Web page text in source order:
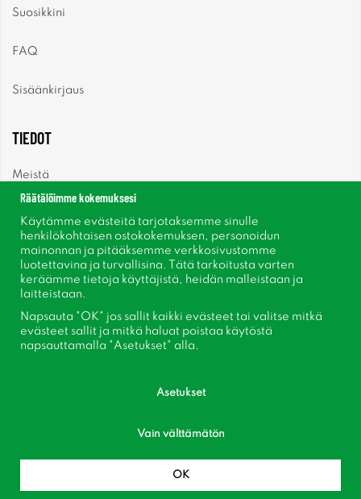
Suosikkini
FAQ
Sisäänkirjaus
TIEDOT
Meistä
Uutiset
Uutiskirje
Tietoja evästeistä
Inspiraatiota
Seuraa meitä Facebook
Liity asiakaskerhoomme!
Räätälöimme kokemuksesi
Käytämme evästeitä tarjotaksemme sinulle
henkilökohtaisen ostokokemuksen, personoidun
mainonnan ja pitääksemme verkkosivustomme
luotettavina ja turvallisina. Tätä tarkoitusta varten
keräämme tietoja käyttäjistä, heidän malleistaan ​​ja
laitteistaan.
Napsauta "OK" jos sallit kaikki evästeet tai valitse mitkä
evästeet sallit ja mitkä haluat poistaa käytöstä
napsauttamalla "Asetukset" alla.
Asetukset
Vain välttämätön
OK